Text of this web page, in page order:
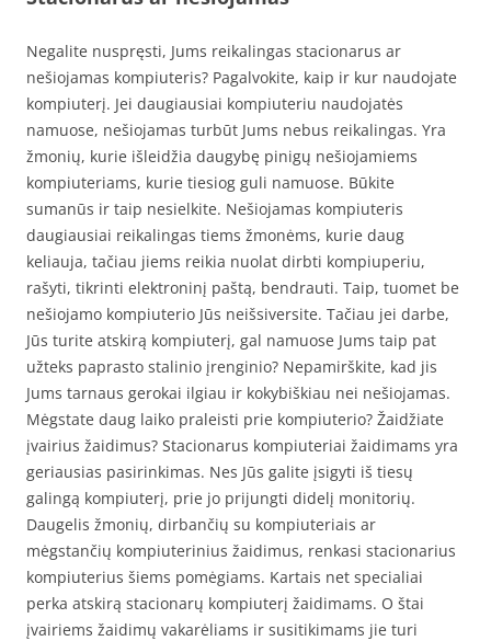
Negalite nuspręsti, Jums reikalingas stacionarus ar
nešiojamas kompiuteris? Pagalvokite, kaip ir kur naudojate
kompiuterį. Jei daugiausiai kompiuteriu naudojatės
namuose, nešiojamas turbūt Jums nebus reikalingas. Yra
žmonių, kurie išleidžia daugybę pinigų nešiojamiems
kompiuteriams, kurie tiesiog guli namuose. Būkite
sumanūs ir taip nesielkite. Nešiojamas kompiuteris
daugiausiai reikalingas tiems žmonėms, kurie daug
keliauja, tačiau jiems reikia nuolat dirbti kompiuperiu,
rašyti, tikrinti elektroninį paštą, bendrauti. Taip, tuomet be
nešiojamo kompiuterio Jūs neišsiversite. Tačiau jei darbe,
Jūs turite atskirą kompiuterį, gal namuose Jums taip pat
užteks paprasto stalinio įrenginio? Nepamirškite, kad jis
Jums tarnaus gerokai ilgiau ir kokybiškiau nei nešiojamas.
Mėgstate daug laiko praleisti prie kompiuterio? Žaidžiate
įvairius žaidimus? Stacionarus kompiuteriai žaidimams yra
geriausias pasirinkimas. Nes Jūs galite įsigyti iš tiesų
galingą kompiuterį, prie jo prijungti didelį monitorių.
Daugelis žmonių, dirbančių su kompiuteriais ar
mėgstančių kompiuterinius žaidimus, renkasi stacionarius
kompiuterius šiems pomėgiams. Kartais net specialiai
perka atskirą stacionarų kompiuterį žaidimams. O štai
įvairiems žaidimų vakarėliams ir susitikimams jie turi